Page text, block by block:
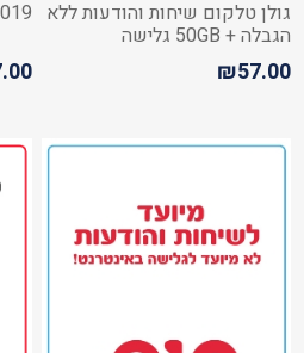
גולן טלקום שיחות והודעות ללא
הגבלה + 50GB גלישה
₪57.00
019 טעינה 40 בתוקף ל180 יום